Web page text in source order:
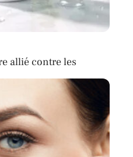
allié contre les